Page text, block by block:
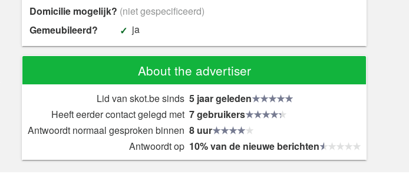
Domicilie mogelijk? (niet gespecificeerd)
Gemeubileerd?
ja
About the advertiser
Lid van skot.be sinds 5 jaar geleden
Heeft eerder contact gelegd met 7 gebruikers
Antwoordt normaal gesproken binnen 8 uur
Antwoordt op 10% van de nieuwe berichten